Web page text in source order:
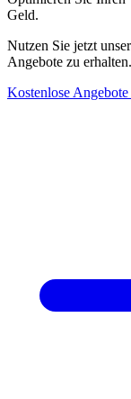
Geld.
Nutzen Sie jetzt
Angebote zu erhalten.
Kostenlose